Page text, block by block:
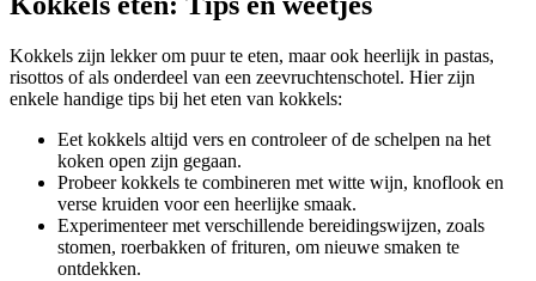
Kokkels zijn lekker om puur te eten, maar ook heerlijk in pastas,
risottos of als onderdeel van een zeevruchtenschotel. Hier zijn
enkele handige tips bij het eten van kokkels:
Eet kokkels altijd vers en controleer of de schelpen na het
koken open zijn gegaan.
Probeer kokkels te combineren met witte wijn, knoflook en
verse kruiden voor een heerlijke smaak.
Experimenteer met verschillende bereidingswijzen, zoals
stomen, roerbakken of frituren, om nieuwe smaken te
ontdekken.